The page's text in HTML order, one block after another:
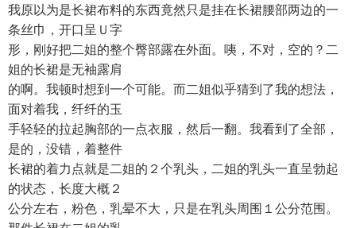
我原以为是长裙布料的东西竟然只是挂在长裙腰部两边的一
条丝巾，开口呈Ｕ字
形，刚好把二姐的整个臀部露在外面。咦，不对，空的？二
姐的长裙是无袖露肩
的啊。我顿时想到一个可能。而二姐似乎猜到了我的想法，
面对着我，纤纤的玉
手轻轻的拉起胸部的一点衣服，然后一翻。我看到了全部，
是的，没错，着整件
长裙的着力点就是二姐的２个乳头，二姐的乳头一直呈勃起
的状态，长度大概２
公分左右，粉色，乳晕不大，只是在乳头周围１公分范围。